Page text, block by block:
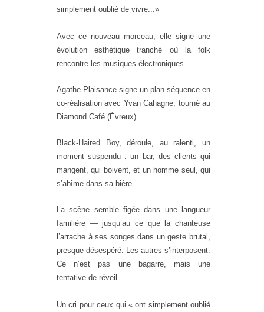
simplement oublié de vivre...»
Avec ce nouveau morceau, elle signe une
évolution esthétique tranché où la folk
rencontre les musiques électroniques.
Agathe Plaisance signe un plan-séquence en
co-réalisation avec Yvan Cahagne, tourné au
Diamond Café (Évreux).
Black-Haired Boy, déroule, au ralenti, un
moment suspendu : un bar, des clients qui
mangent, qui boivent, et un homme seul, qui
s’abîme dans sa bière.
La scène semble figée dans une langueur
familière — jusqu’au ce que la chanteuse
l’arrache à ses songes dans un geste brutal,
presque désespéré. Les autres s’interposent.
Ce n’est pas une bagarre, mais une
tentative de réveil.
Un cri pour ceux qui « ont simplement oublié